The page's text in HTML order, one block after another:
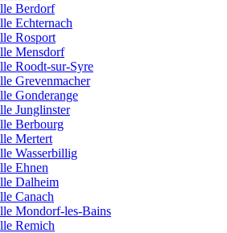
Berdorf
Echternach
Rosport
Mensdorf
Roodt-sur-Syre
Grevenmacher
Gonderange
Junglinster
Berbourg
Mertert
Wasserbillig
Ehnen
Dalheim
Canach
Mondorf-les-Bains
Remich